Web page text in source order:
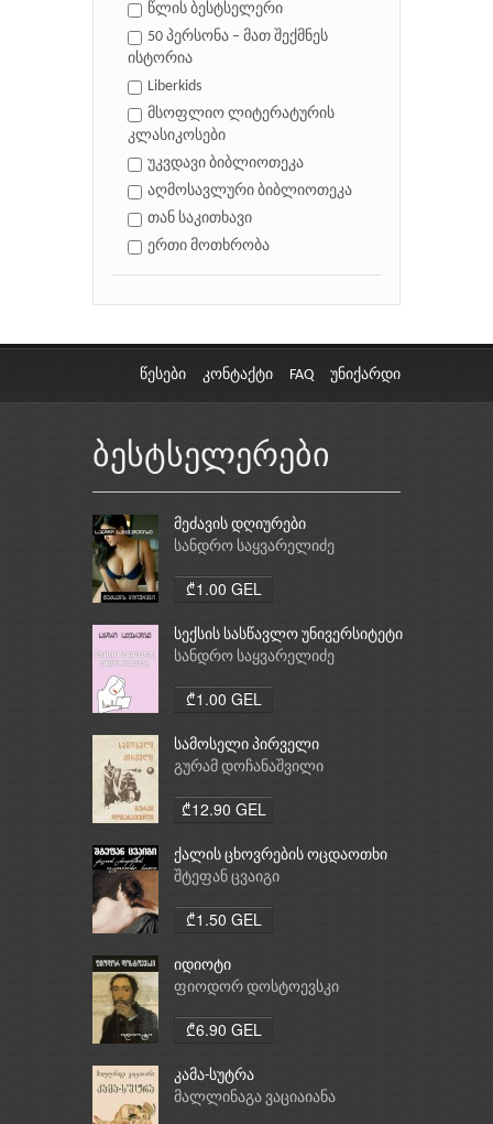
წლის ბესტსელერი
50 პერსონა – მათ შექმნეს
ისტორია
Liberkids
მსოფლიო ლიტერატურის
კლასიკოსები
უკვდავი ბიბლიოთეკა
აღმოსავლური ბიბლიოთეკა
თან საკითხავი
ერთი მოთხრობა
წესები კონტაქტი FAQ უნიქარდი
ბესტსელერები
მეძავის დღიურები
სანდრო საყვარელიძე
₾1.00 GEL
სექსის სასწავლო უნივერსიტეტი
სანდრო საყვარელიძე
₾1.00 GEL
სამოსელი პირველი
გურამ დოჩანაშვილი
₾12.90 GEL
ქალის ცხოვრების ოცდაოთხი
საათი
შტეფან ცვაიგი
₾1.50 GEL
იდიოტი
ფიოდორ დოსტოევსკი
₾6.90 GEL
კამა-სუტრა
მალლინაგა ვაციაიანა